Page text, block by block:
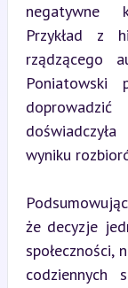
negatywne
Przykład z
rządzącego
Poniatowski
wyniku
że decyzje
społeczności,
codziennych